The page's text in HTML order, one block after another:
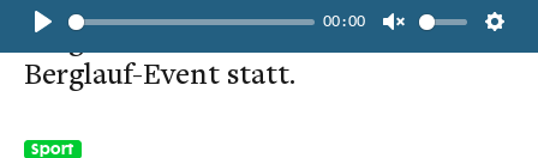
Play
00:00
Unmute
Prägraten wieder das extreme
Berglauf-Event statt.
Sport